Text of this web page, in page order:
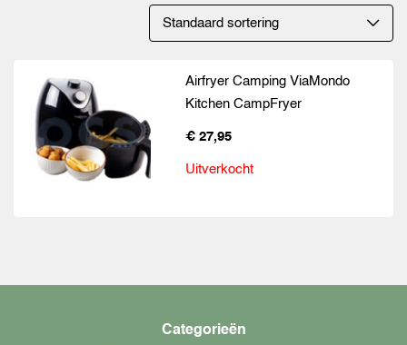
Airfryer Camping ViaMondo
Kitchen CampFryer
€ 27,95
Uitverkocht
Categorieën